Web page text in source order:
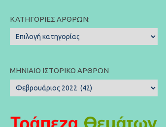
ΚΑΤΗΓΟΡΊΕΣ ΆΡΘΡΩΝ:
Κατηγορίες
Άρθρων:
ΜΗΝΙΑΊΟ ΙΣΤΟΡΙΚΌ ΆΡΘΡΩΝ
Μηνιαίο
Ιστορικό